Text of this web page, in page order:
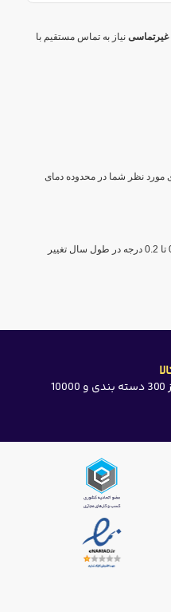
نیاز به تماس مستقیم با
مورد نظر شما در محدوده دمای
: سنسورهای دما بسته به نوع مواد سازنده، ساختار و پوشش در طول زمان دچار تغییراتی می‌شوند. برای مثال ترمیستورهه حدود 0.02 تا 0.2 درجه در طول سال تغییر
بیش از 300 دسته بندی و 10000